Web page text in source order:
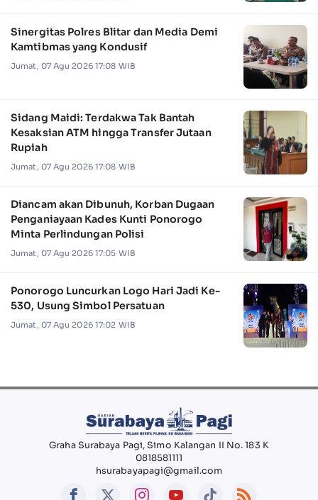
Sinergitas Polres Blitar dan Media Demi
Kamtibmas yang Kondusif
Jumat, 07 Agu 2026 17:08 WIB
Sidang Maidi: Terdakwa Tak Bantah
Kesaksian ATM hingga Transfer Jutaan
Rupiah
Jumat, 07 Agu 2026 17:08 WIB
Diancam akan Dibunuh, Korban Dugaan
Penganiayaan Kades Kunti Ponorogo
Minta Perlindungan Polisi
Jumat, 07 Agu 2026 17:05 WIB
Ponorogo Luncurkan Logo Hari Jadi Ke-
530, Usung Simbol Persatuan
Jumat, 07 Agu 2026 17:02 WIB
Graha Surabaya Pagi, Simo Kalangan II No. 183 K
0818581111
hsurabayapagi@gmail.com